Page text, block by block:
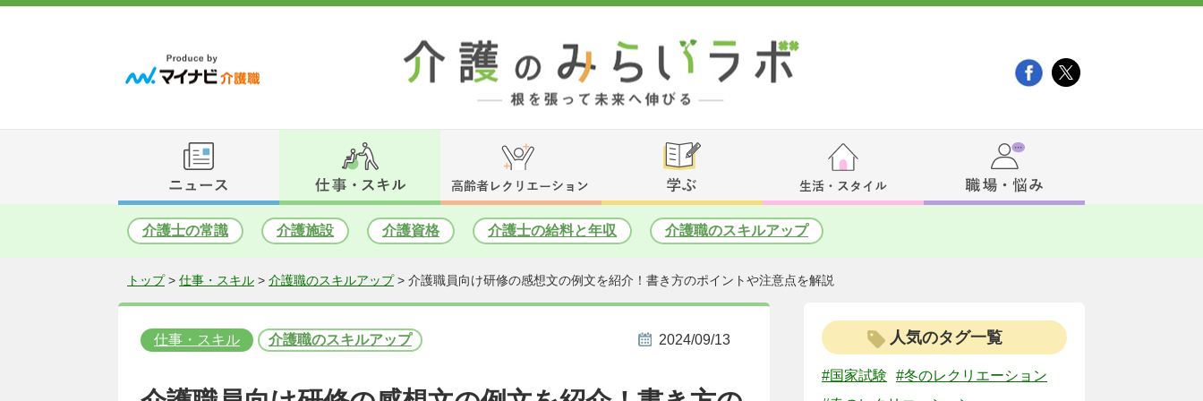
介護士の常識 介護施設 介護資格 介護士の給料と年収 介護職のスキルアップ
トップ> 仕事・スキル > 介護職のスキルアップ> 介護職員向け研修の感想文の例文を紹介！書き方のポイントや注意点を解説
仕事・スキル 介護職のスキルアップ 2024/09/13 人気のタグ一覧
#国家試験
#冬のレクリエーション